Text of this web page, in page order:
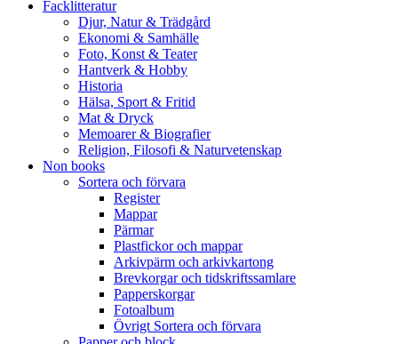
Facklitteratur
Djur, Natur & Trädgård
Ekonomi & Samhälle
Foto, Konst & Teater
Hantverk & Hobby
Historia
Hälsa, Sport & Fritid
Mat & Dryck
Memoarer & Biografier
Religion, Filosofi & Naturvetenskap
Non books
Sortera och förvara
Register
Mappar
Pärmar
Plastfickor och mappar
Arkivpärm och arkivkartong
Brevkorgar och tidskriftssamlare
Papperskorgar
Fotoalbum
Övrigt Sortera och förvara